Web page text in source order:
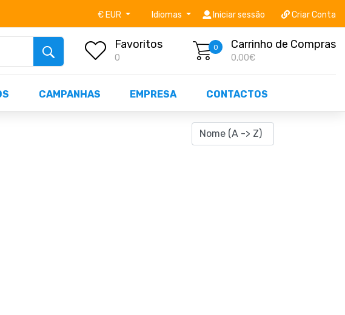
disponíveis STOCK OFF! Não perca já as centenas de
€ EUR Idiomas Iniciar sessão Criar Conta
Favoritos
0
0 Carrinho de Compras
0,00€
CAMPANHAS EMPRESA CONTACTOS